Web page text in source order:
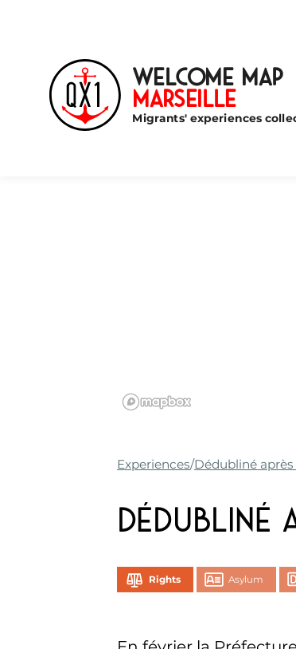
Welcome Map
Marseille
Migrants' experiences
Experiences Dédubliné
Dédubliné
Rights Asylum